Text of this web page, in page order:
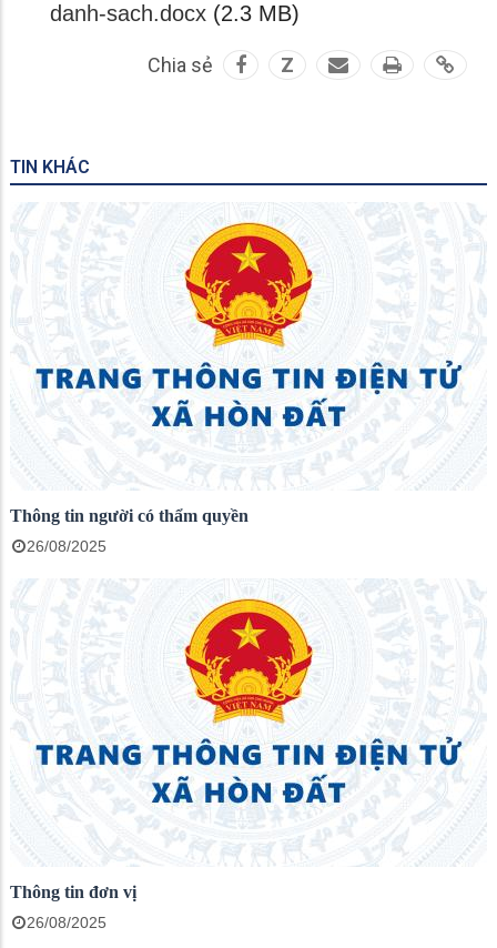
danh-sach.docx (2.3 MB)
Chia sẻ Z
TIN KHÁC
Thông tin người có thẩm quyền
26/08/2025
Thông tin đơn vị
26/08/2025